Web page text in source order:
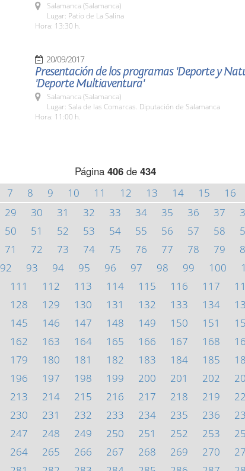
Salamanca (Salamanca)
Lugar: Patio de La Salina
Hora: 13:30 h.
20/09/2017
Presentación de los programas 'Deporte y
'Deporte Multiaventura'
Salamanca (Salamanca)
Lugar: Sala de las Comarcas. Diputación de Salamanca
Hora: 11:00 h.
Página 406de 434
7 8 9 10 11 12 13 14 15 16
29 30 31 32 33 34 35 36 37
50 51 52 53 54 55 56 57 58
71 72 73 74 75 76 77 78 79
92 93 94 95 96 97 98 99 100
111 112 113 114 115 116 117
128 129 130 131 132 133 134
145 146 147 148 149 150 151
162 163 164 165 166 167 168
179 180 181 182 183 184 185
196 197 198 199 200 201 202
213 214 215 216 217 218 219
230 231 232 233 234 235 236
247 248 249 250 251 252 253
264 265 266 267 268 269 270